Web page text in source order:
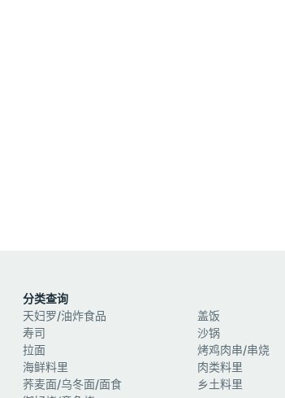
分类查询
天妇罗/油炸食品
寿司
拉面
海鲜料里
荞麦面/乌冬面/面食
盖饭
沙锅
烤鸡肉串/串烧
肉类料里
乡土料里